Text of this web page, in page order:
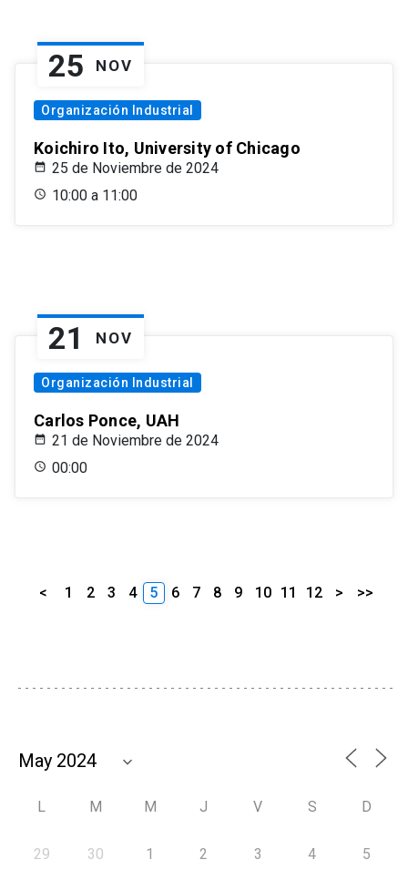
25 NOV
Organización Industrial
Koichiro Ito, University of Chicago
25 de Noviembre de 2024
10:00 a 11:00
21 NOV
Organización Industrial
Carlos Ponce, UAH
21 de Noviembre de 2024
00:00
< 1 2 3 4 5 6 7 8 9 10 11 12 > >>
L M M J V S D
29 30 1 2 3 4 5